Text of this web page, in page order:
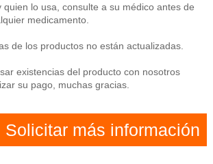
quien lo usa, consulte a su médico antes de
medicamento.
de los productos no están actualizadas.
existencias del producto con nosotros
su pago, muchas gracias.
Solicitar más información